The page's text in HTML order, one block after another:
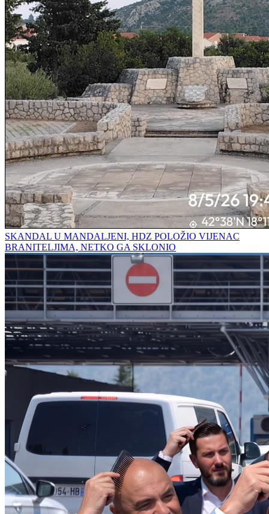
SKANDAL U MANDALJENI, HDZ POLOŽIO VIJENAC
BRANITELJIMA, NETKO GA SKLONIO